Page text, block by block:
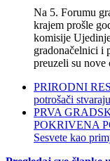
Na 5. Forumu
krajem prošle
komisije
gradonačelnici i
preuzeli su nove
PRIRODNI
potrošači
PRVA
POKRIVENA
Sesvete kao